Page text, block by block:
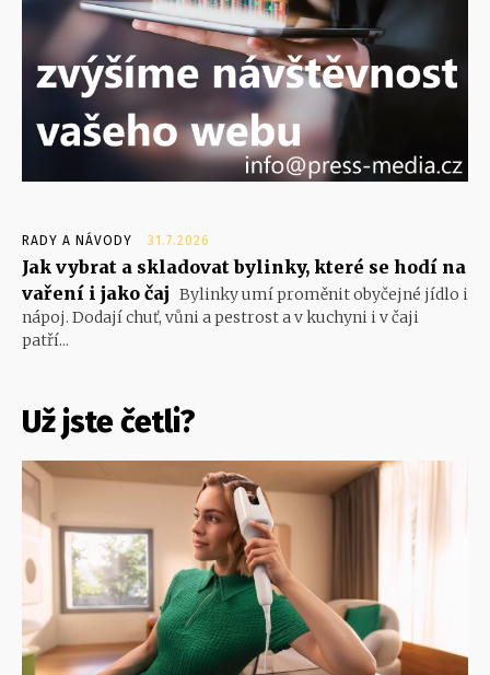
RADY A NÁVODY 31.7.2026
Jak vybrat a skladovat bylinky, které se hodí na
vaření i jako čaj Bylinky umí proměnit obyčejné jídlo i
nápoj. Dodají chuť, vůni a pestrost a v kuchyni i v čaji
patří...
Už jste četli?